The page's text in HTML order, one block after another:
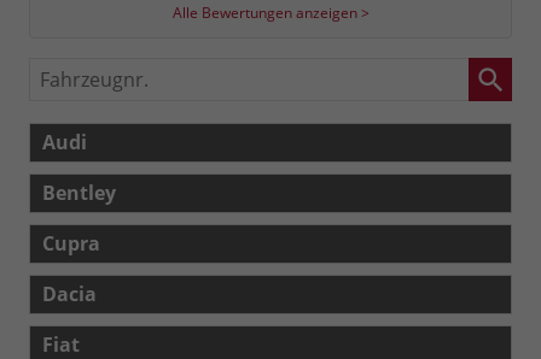
Alle Bewertungen anzeigen >
Fahrzeugnr.
Audi
Bentley
Cupra
Dacia
Fiat